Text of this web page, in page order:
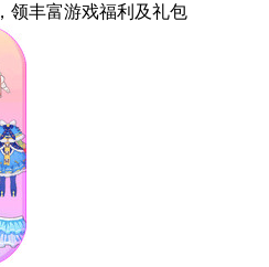
，领丰富游戏福利 及礼包